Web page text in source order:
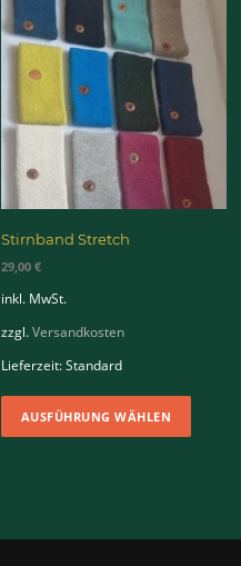
Stirnband Stretch
29,00€
inkl. MwSt.
zzgl.Versandkosten
Lieferzeit:Standard
AUSFÜHRUNG WÄHLEN
Dieses
weist
Die